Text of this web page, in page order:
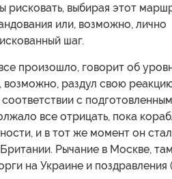
рисковать, выбирая этот
или, возможно, лично
шаг.
произошло, говорит об
раздул свою
с подготовленным
все отрицать, пока
и в тот же момент он стал
Рычание в Москве, там
на Украине и поздравления